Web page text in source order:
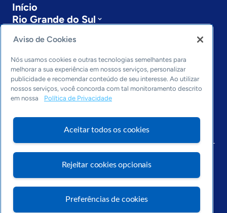
Início
Rio Grande do Sul
Últimas notícias
Entre em contato
Editorias
Economia & Política
Inovação & Tecnologia
Visite o Portal Sebrae
Aviso de Cookies
Nós usamos cookies e outras tecnologias semelhantes para
melhorar a sua experiência em nossos serviços, personalizar
publicidade e recomendar conteúdo de seu interesse. Ao utilizar
nossos serviços, você concorda com tal monitoramento descrito
em nossa
Política de Privacidade
Aceitar todos os cookies
Rejeitar cookies opcionais
Preferências de cookies